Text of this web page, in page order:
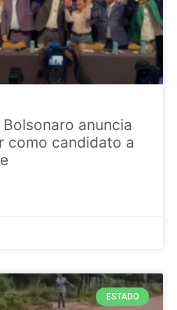
anuncia
como candidato a
ESTADO